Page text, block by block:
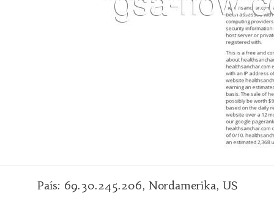
País: 69.30.245.206, Nordamerika, US